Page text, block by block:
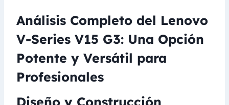
Análisis Completo del Lenovo
V-Series V15 G3: Una Opción
Potente y Versátil para
Profesionales
Diseño y Construcción